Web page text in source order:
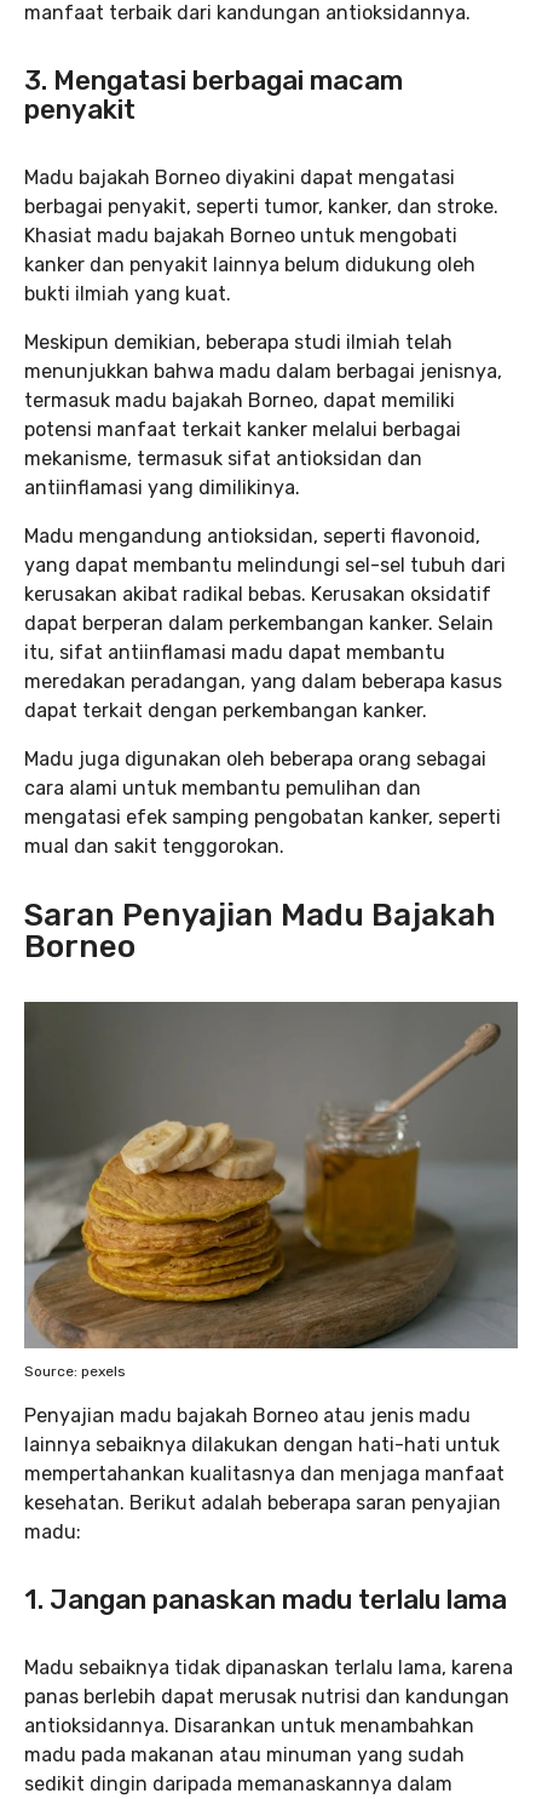
manfaat terbaik dari kandungan antioksidannya.
3. Mengatasi berbagai macam
penyakit
Madu bajakah Borneo diyakini dapat mengatasi
berbagai penyakit, seperti tumor, kanker, dan stroke.
Khasiat madu bajakah Borneo untuk mengobati
kanker dan penyakit lainnya belum didukung oleh
bukti ilmiah yang kuat.
Meskipun demikian, beberapa studi ilmiah telah
menunjukkan bahwa madu dalam berbagai jenisnya,
termasuk madu bajakah Borneo, dapat memiliki
potensi manfaat terkait kanker melalui berbagai
mekanisme, termasuk sifat antioksidan dan
antiinflamasi yang dimilikinya.
Madu mengandung antioksidan, seperti flavonoid,
yang dapat membantu melindungi sel-sel tubuh dari
kerusakan akibat radikal bebas. Kerusakan oksidatif
dapat berperan dalam perkembangan kanker. Selain
itu, sifat antiinflamasi madu dapat membantu
meredakan peradangan, yang dalam beberapa kasus
dapat terkait dengan perkembangan kanker.
Madu juga digunakan oleh beberapa orang sebagai
cara alami untuk membantu pemulihan dan
mengatasi efek samping pengobatan kanker, seperti
mual dan sakit tenggorokan.
Saran Penyajian Madu Bajakah
Borneo
Source: pexels
Penyajian madu bajakah Borneo atau jenis madu
lainnya sebaiknya dilakukan dengan hati-hati untuk
mempertahankan kualitasnya dan menjaga manfaat
kesehatan. Berikut adalah beberapa saran penyajian
madu:
1. Jangan panaskan madu terlalu lama
Madu sebaiknya tidak dipanaskan terlalu lama, karena
panas berlebih dapat merusak nutrisi dan kandungan
antioksidannya. Disarankan untuk menambahkan
madu pada makanan atau minuman yang sudah
sedikit dingin daripada memanaskannya dalam